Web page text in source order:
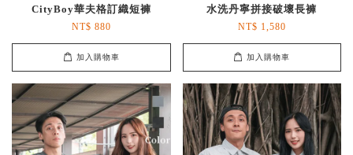
CityBoy華夫格訂織短褲
NT$ 880
加入購物車
水洗丹寧拼接破壞長褲
NT$ 1,580
加入購物車